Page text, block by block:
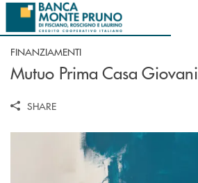
Salta al contenuto principale
FINANZIAMENTI
Mutuo Prima Casa Giovani
SHARE